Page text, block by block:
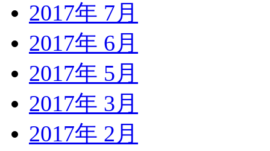
2017年 7月
2017年 6月
2017年 5月
2017年 3月
2017年 2月